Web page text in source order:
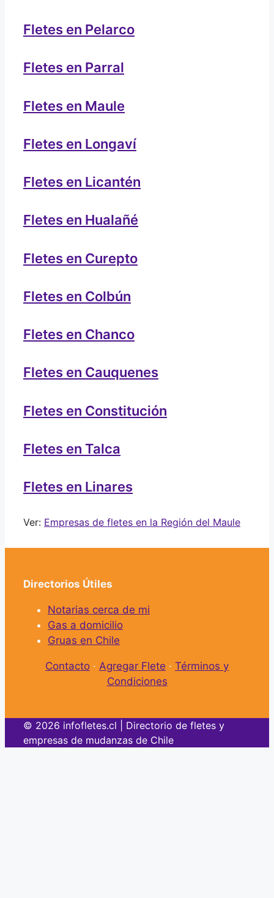
Fletes en Pelarco
Fletes en Parral
Fletes en Maule
Fletes en Longaví
Fletes en Licantén
Fletes en Hualañé
Fletes en Curepto
Fletes en Colbún
Fletes en Chanco
Fletes en Cauquenes
Fletes en Constitución
Fletes en Talca
Fletes en Linares
Ver: Empresas de fletes en la Región del Maule
Directorios Útiles
Notarias cerca de mi
Gas a domicilio
Gruas en Chile
Contacto · Agregar Flete · Términos y
Condiciones
© 2026 infofletes.cl | Directorio de fletes y
empresas de mudanzas de Chile